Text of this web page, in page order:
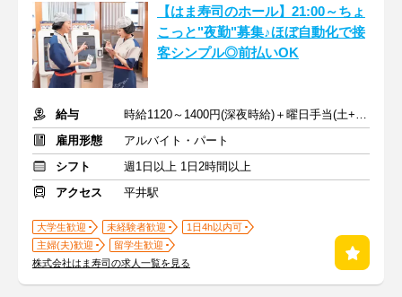
【はま寿司のホール】21:00～ちょ
こっと"夜勤"募集♪ほぼ自動化で接
客シンプル◎前払いOK
給与
時給1120～1400円(深夜時給)＋曜日手当(土+70円、日祝+100円)
雇用形態
アルバイト・パート
シフト
週1日以上 1日2時間以上
アクセス
平井駅
大学生歓迎 未経験者歓迎
1日4h以内可
主婦(夫)歓迎
留学生歓迎
株式会社はま寿司の求人一覧を見る